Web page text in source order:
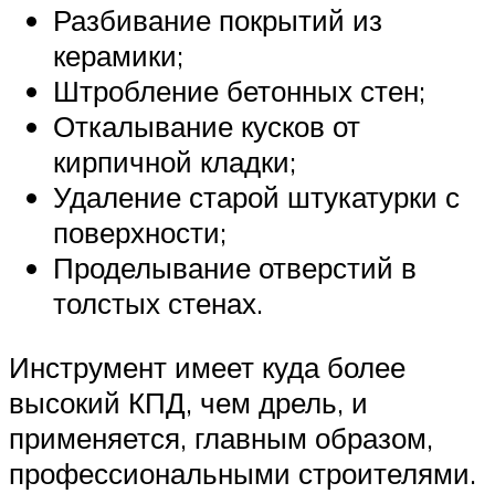
Разбивание покрытий из
керамики;
Штробление бетонных стен;
Откалывание кусков от
кирпичной кладки;
Удаление старой штукатурки с
поверхности;
Проделывание отверстий в
толстых стенах.
Инструмент имеет куда более
высокий КПД, чем дрель, и
применяется, главным образом,
профессиональными строителями.